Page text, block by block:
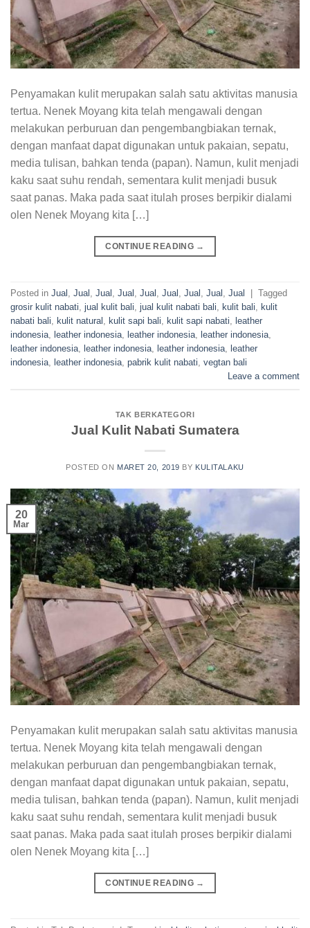
Penyamakan kulit merupakan salah satu aktivitas manusia
tertua. Nenek Moyang kita telah mengawali dengan
melakukan perburuan dan pengembangbiakan ternak,
dengan manfaat dapat digunakan untuk pakaian, sepatu,
media tulisan, bahkan tenda (papan). Namun, kulit menjadi
kaku saat suhu rendah, sementara kulit menjadi busuk
saat panas. Maka pada saat itulah proses berpikir dialami
olen Nenek Moyang kita […]
CONTINUE READING →
Posted in Jual Jual Jual Jual Jual Jual Jual Jual Jual
Tagged
grosir kulit nabati jual kulit bali jual kulit nabati bali kulit bali
kulit
nabati bali
kulit natural kulit sapi bali kulit sapi nabati
leather
indonesia
leather indonesia leather indonesia leather indonesia
leather indonesia
leather indonesia leather indonesia
leather
indonesia
leather indonesia pabrik kulit nabati vegtan bali
Leave a comment
TAK BERKATEGORI
Jual Kulit Nabati Sumatera
POSTED ON MARET 20, 2019 BY KULITALAKU
20
Mar
Penyamakan kulit merupakan salah satu aktivitas manusia
tertua. Nenek Moyang kita telah mengawali dengan
melakukan perburuan dan pengembangbiakan ternak,
dengan manfaat dapat digunakan untuk pakaian, sepatu,
media tulisan, bahkan tenda (papan). Namun, kulit menjadi
kaku saat suhu rendah, sementara kulit menjadi busuk
saat panas. Maka pada saat itulah proses berpikir dialami
olen Nenek Moyang kita […]
CONTINUE READING →